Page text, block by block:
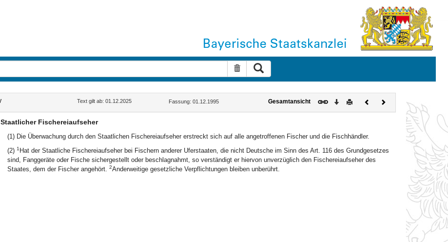
Suche zurücksetzen
Text gilt ab: 01.12.2025 Fassung: 01.12.1995 Gesamtansicht Download
DruckenVorherigesNächstes
Dokument
Staatlicher Fischereiaufseher
(1) Die Überwachung durch den Staatlichen Fischereiaufseher erstreckt sich auf alle angetroffenen Fischer und die Fischhändler.
(2) 1 Hat der Staatliche Fischereiaufseher bei Fischern anderer Uferstaaten, die nicht Deutsche im Sinn des Art. 116 des Grundgesetzes
sind, Fanggeräte oder Fische sichergestellt oder beschlagnahmt, so verständigt er hiervon unverzüglich den Fischereiaufseher des
Staates, dem der Fischer angehört. 2Anderweitige gesetzliche Verpflichtungen bleiben unberührt.